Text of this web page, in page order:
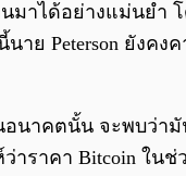
าได้อย่างแม่นยำ
าย Peterson ยัง
นาคตนั้น จะพบว่า
ราคา Bitcoin ใน